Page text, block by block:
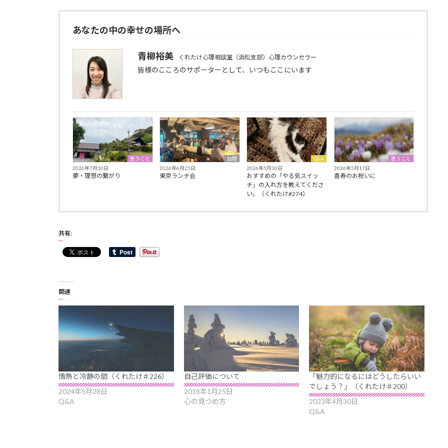
あなたの中の幸せの場所へ
青柳裕美 くれたけ心理相談室（浜松支部）心理カウンセラー
皆様のこころのサポーターとして、いつもここにいます
思うこと
2026年7月10日
夢・理想の繋がり
訪問
2026年6月25日
東京ランチ会
Q&A
2026年5月30日
おすすめの「やる気スイッ
チ」の入れ方を教えてくださ
い。（くれたけ#274）
思うこと
2026年5月17日
喜寿のお祝いに
共有:
関連
情熱と冷静の間（くれたけ＃226）
2024年5月28日
Q&A
自己評価について
2018年1月25日
心の見つめ方
「魅力的になるにはどうしたらいい
でしょう？」（くれたけ＃200）
2023年4月30日
Q&A